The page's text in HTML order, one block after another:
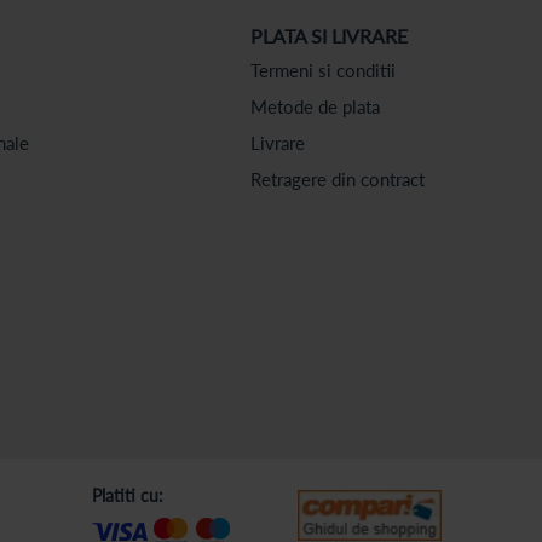
PLATA SI LIVRARE
Termeni si conditii
Metode de plata
Livrare
Retragere din contract
Platiti cu: